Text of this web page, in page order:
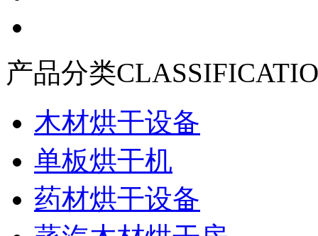
产品分类
木材烘干设备
单板烘干机
药材烘干设备